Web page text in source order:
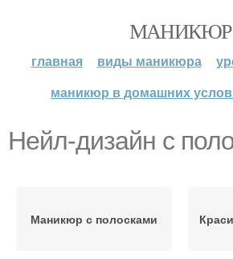
МАНИКЮР
главная виды маникюра
маникюр в домашних
Нейл-дизайн с
Маникюр с полосками